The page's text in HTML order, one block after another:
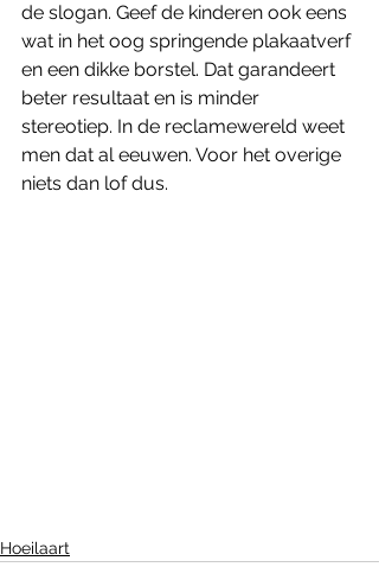
de slogan. Geef de kinderen ook eens
wat in het oog springende plakaatverf
en een dikke borstel. Dat garandeert
beter resultaat en is minder
stereotiep. In de reclamewereld weet
men dat al eeuwen. Voor het overige
niets dan lof dus.
Hoeilaart